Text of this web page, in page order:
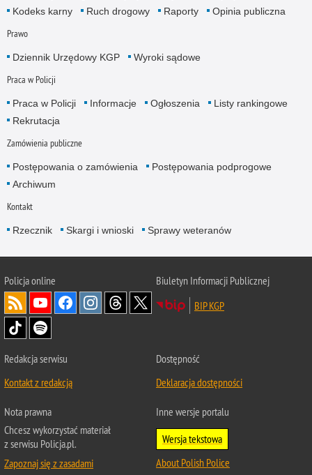
Kodeks karny
Ruch drogowy Raporty Opinia publiczna
Prawo
Dziennik Urzędowy KGP Wyroki sądowe
Praca w Policji
Praca w Policji Informacje Ogłoszenia
Listy rankingowe
Rekrutacja
Zamówienia publiczne
Postępowania o zamówienia
Postępowania podprogowe
Archiwum
Kontakt
Rzecznik Skargi i wnioski Sprawy weteranów
Policjaonline
Biuletyn Informacji Publicznej
BIP KGP
Redakcja serwisu
Kontakt z redakcją
Dostępność
Deklaracja dostępności
Nota prawna
Chcesz wykorzystać materiał
z serwisu Policja.pl.
Zapoznaj się z zasadami
Inne wersje portalu
Wersja tekstowa
About Polish Police